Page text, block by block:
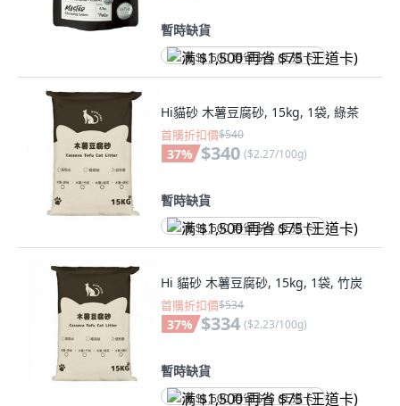
暫時缺貨
满 $1,500 再省 $75 (王道卡)
Hi貓砂 木薯豆腐砂, 15kg, 1袋, 綠茶
首購折扣價$540
37% $340 ($2.27/100g)
暫時缺貨
满 $1,500 再省 $75 (王道卡)
Hi 貓砂 木薯豆腐砂, 15kg, 1袋, 竹炭
首購折扣價$534
37% $334 ($2.23/100g)
暫時缺貨
满 $1,500 再省 $75 (王道卡)